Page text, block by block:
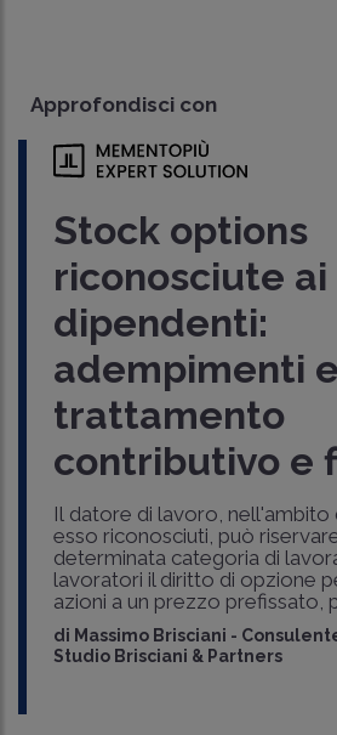
Approfondisci con
Stock options
riconosciute ai
dipendenti:
adempimenti e
trattamento
contributivo e
Il datore di lavoro, nell'ambito
esso riconosciuti, può
determinata categoria di
lavoratori il diritto di opzione
azioni a un prezzo prefissato,
di Massimo Brisciani -
Studio Brisciani & Partners